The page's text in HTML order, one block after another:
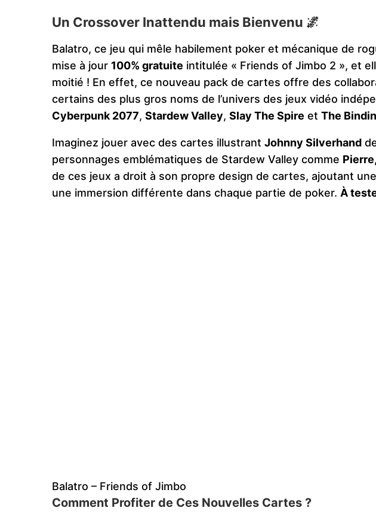
Un Crossover Inattendu mais Bienvenu 🌌
Balatro, ce jeu qui mêle habilement poker et mécanique de
mise à jour 100% gratuite intitulée « Friends of Jimbo 2 », et
moitié ! En effet, ce nouveau pack de cartes offre des
certains des plus gros noms de l’univers des jeux vidéo
Cyberpunk 2077, Stardew Valley, Slay The Spire et The
Imaginez jouer avec des cartes illustrant Johnny Silverhand
personnages emblématiques de Stardew Valley comme
de ces jeux a droit à son propre design de cartes, ajoutant
une immersion différente dans chaque partie de poker. À
Balatro – Friends of Jimbo
Comment Profiter de Ces Nouvelles Cartes ?